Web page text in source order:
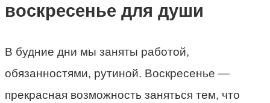
воскресенье для души
В будние дни мы заняты работой,
обязанностями, рутиной. Воскресенье —
прекрасная возможность заняться тем, что